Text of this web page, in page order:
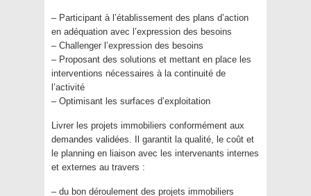
– Participant à l’établissement des plans d’action
en adéquation avec l’expression des besoins
– Challenger l’expression des besoins
– Proposant des solutions et mettant en place les
interventions nécessaires à la continuité de
l’activité
– Optimisant les surfaces d’exploitation
Livrer les projets immobiliers conformément aux
demandes validées. Il garantit la qualité, le coût et
le planning en liaison avec les intervenants internes
et externes au travers :
– du bon déroulement des projets immobiliers